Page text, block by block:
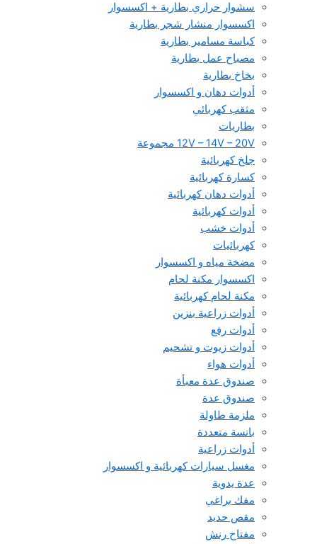
سشوار حراري بطارية + اكسسوار
اكسسوار منشار شجر بطارية
كباسة مسامير بطارية
مصباح عمل بطارية
بخاخ بطارية
أدوات دهان و اكسسوار
مثقب كهربائي
بطاريات
12V – 14V – 20V مجموعة
جلخ كهربائية
كسارة كهربائية
أدوات دهان كهربائية
أدوات كهربائية
أدوات خشب
كهربائيات
مضخة مياه و اكسسوار
اكسسوار مكنة لحام
مكنة لحام كهربائية
أدوات زراعية بنزين
أدوات رفع
أدوات زيوت و تشحيم
أدوات هواء
صندوق عدة معبأة
صندوق عدة
ملزمة طاولة
بانسة متعددة
أدوات زراعية
مغسل سيارات كهربائية و اكسسوار
عدة يدوية
مفك براغي
مقص حديد
مفتاح رنش